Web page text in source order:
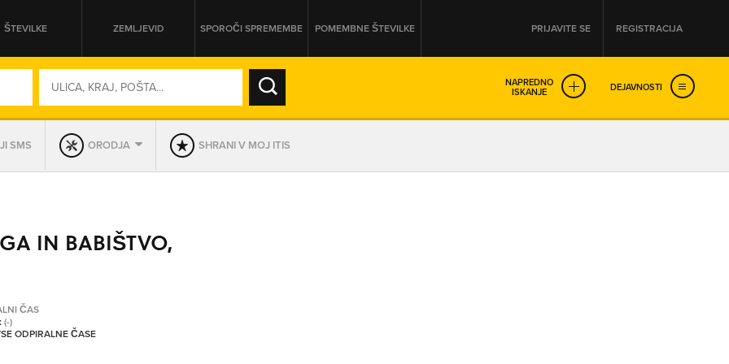
ŠTEVILKE ZEMLJEVID SPOROČI SPREMEMBE POMEMBNE ŠTEVILKE PRIJAVITE SE REGISTRACIJA
NAPREDNO
ISKANJE DEJAVNOSTI
SO ODPRTA V
SMS ORODJA SHRANI V MOJ ITIS
IN BABIŠTVO,
ČAS
(-)
ODPIRALNE ČASE